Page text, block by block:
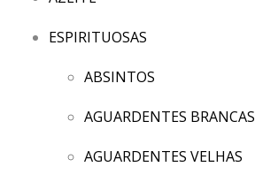
ESPIRITUOSAS
ABSINTOS
AGUARDENTES BRANCAS
AGUARDENTES VELHAS